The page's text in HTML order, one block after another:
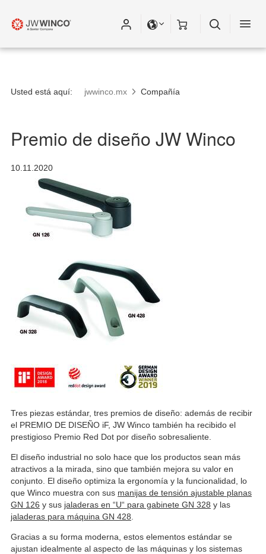
Usted está aquí: jwwinco.mx Compañía
Premio de diseño JW Winco
10.11.2020
Tres piezas estándar, tres premios de diseño: además de recibir
el PREMIO DE DISEÑO iF, JW Winco también ha recibido el
prestigioso Premio Red Dot por diseño sobresaliente.
El diseño industrial no solo hace que los productos sean más
atractivos a la mirada, sino que también mejora su valor en
conjunto. El diseño optimiza la ergonomía y la funcionalidad, lo
que Winco muestra con sus manijas de tensión ajustable planas
GN 126 y sus jaladeras en “U“ para gabinete GN 328 y las
jaladeras para máquina GN 428
Gracias a su forma moderna, estos elementos estándar se
ajustan idealmente al aspecto de las máquinas y los sistemas